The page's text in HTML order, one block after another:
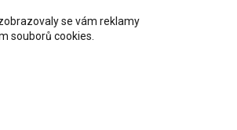
se vám reklamy
souborů cookies.